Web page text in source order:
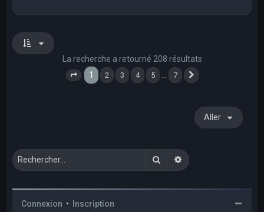
La recherche a retourné 208 résultats
Page 1 sur
1 2 3 4 5 7
Aller
RechercherRecherche avancée
Connexion • Inscription